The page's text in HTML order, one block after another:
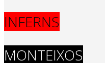
INFERNS
MONTEIXOS